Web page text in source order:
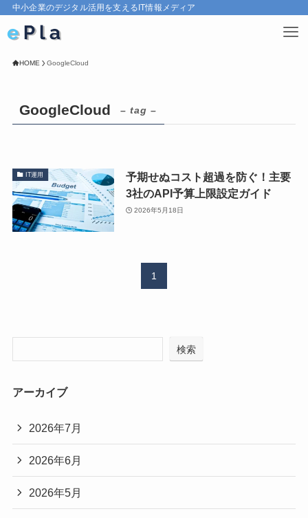
中小企業のデジタル活用を支えるIT情報メディア
HOME GoogleCloud
GoogleCloud – tag –
IT運用
予期せぬコスト超過を防ぐ！主要
3社のAPI予算上限設定ガイド
2026年5月18日
1
検索
アーカイブ
2026年7月
2026年6月
2026年5月